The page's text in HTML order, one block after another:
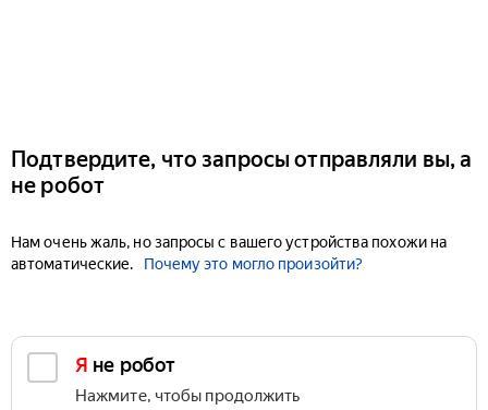
Подтвердите, что запросы отправляли вы, а
не робот
Нам очень жаль, но запросы с вашего устройства похожи на
автоматические.
Почему это могло произойти?
Я не робот
Нажмите, чтобы продолжить